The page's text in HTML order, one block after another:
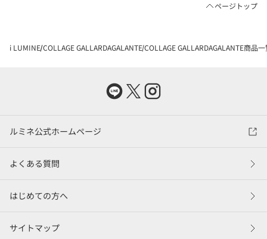
ページトップ
i LUMINE COLLAGE GALLARDAGALANTE COLLAGE GALLARDAGALANTE商品
ルミネ公式ホームページ
よくある質問
はじめての方へ
サイトマップ